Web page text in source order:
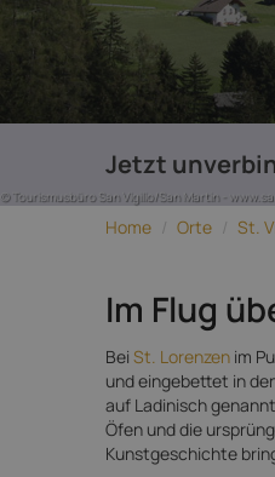
© Tourismusbüro San Vigilio/San Martin -
Jetzt
Home / Orte / St.
Im Flug
Bei St. Lorenzen im
und eingebettet in
auf Ladinisch
Öfen und die
Kunstgeschichte